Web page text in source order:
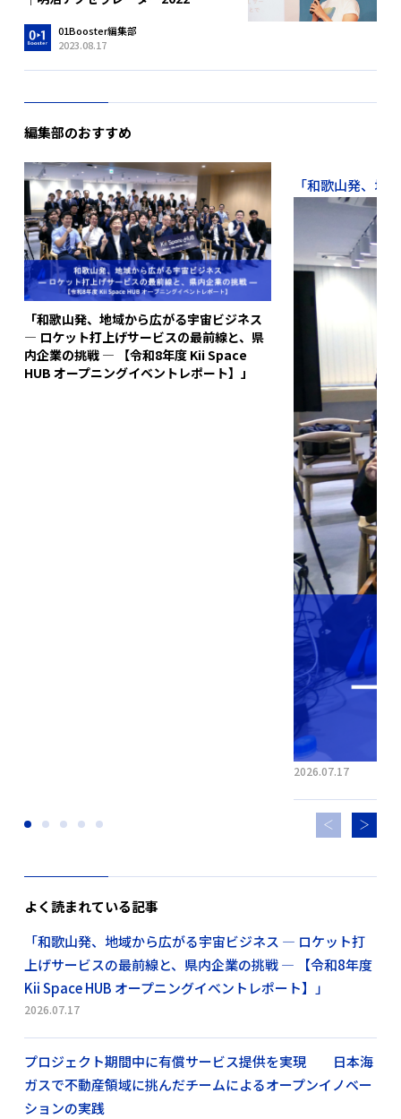
01Booster編集部
2023.08.17
編集部のおすすめ
「和歌山発、地域から広がる宇宙ビジネス
― ロケット打上げサービスの最前線と、県
内企業の挑戦 ― 【令和8年度 Kii Space
HUB オープニングイベントレポート】」
「和歌山発、地
2026.07.17
よく読まれている記事
「和歌山発、地域から広がる宇宙ビジネス ― ロケット打
上げサービスの最前線と、県内企業の挑戦 ― 【令和8年度
Kii Space HUB オープニングイベントレポート】」
2026.07.17
プロジェクト期間中に有償サービス提供を実現 日本海
ガスで不動産領域に挑んだチームによるオープンイノベー
ションの実践